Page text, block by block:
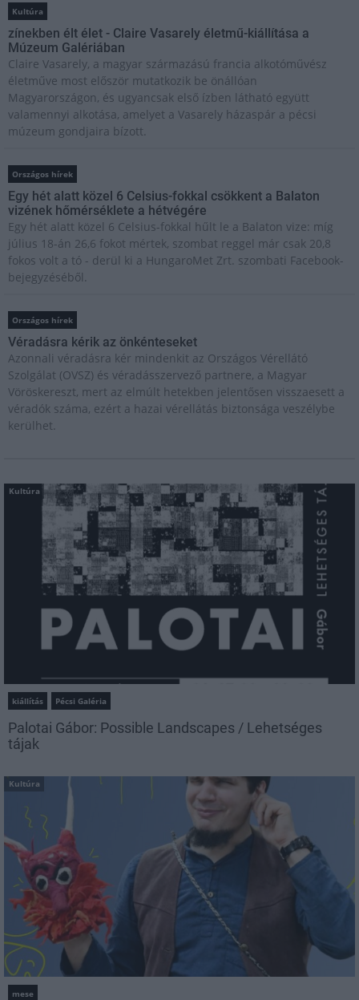
Kultúra
zínekben élt élet - Claire Vasarely életmű-kiállítása a
Múzeum Galériában
Claire Vasarely, a magyar származású francia alkotóművész
életműve most először mutatkozik be önállóan
Magyarországon, és ugyancsak első ízben látható együtt
valamennyi alkotása, amelyet a Vasarely házaspár a pécsi
múzeum gondjaira bízott.
Országos hírek
Egy hét alatt közel 6 Celsius-fokkal csökkent a Balaton
vizének hőmérséklete a hétvégére
Egy hét alatt közel 6 Celsius-fokkal hűlt le a Balaton vize: míg
július 18-án 26,6 fokot mértek, szombat reggel már csak 20,8
fokos volt a tó - derül ki a HungaroMet Zrt. szombati Facebook-
bejegyzéséből.
Országos hírek
Véradásra kérik az önkénteseket
Azonnali véradásra kér mindenkit az Országos Vérellátó
Szolgálat (OVSZ) és véradásszervező partnere, a Magyar
Vöröskereszt, mert az elmúlt hetekben jelentősen visszaesett a
véradók száma, ezért a hazai vérellátás biztonsága veszélybe
kerülhet.
Kultúra
kiállítás Pécsi Galéria
Palotai Gábor: Possible Landscapes / Lehetséges
tájak
Kultúra
mese